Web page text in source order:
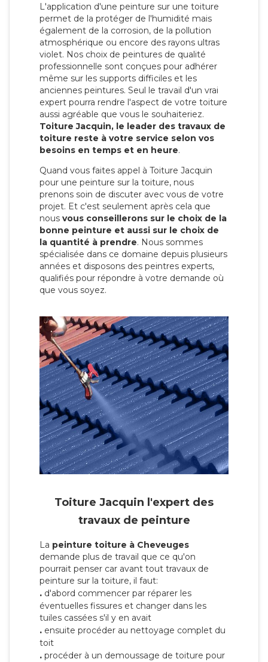
L'application d'une peinture sur une toiture
permet de la protéger de l'humidité mais
également de la corrosion, de la pollution
atmosphérique ou encore des rayons ultras
violet. Nos choix de peintures de qualité
professionnelle sont conçues pour adhérer
même sur les supports difficiles et les
anciennes peintures. Seul le travail d'un vrai
expert pourra rendre l'aspect de votre toiture
aussi agréable que vous le souhaiteriez.
Toiture Jacquin, le leader des travaux de
toiture reste à votre service selon vos
besoins en temps et en heure.
Quand vous faites appel à Toiture Jacquin
pour une peinture sur la toiture, nous
prenons soin de discuter avec vous de votre
projet. Et c'est seulement après cela que
nous vous conseillerons sur le choix de la
bonne peinture et aussi sur le choix de
la quantité à prendre. Nous sommes
spécialisée dans ce domaine depuis plusieurs
années et disposons des peintres experts,
qualifiés pour répondre à votre demande où
que vous soyez.
Toiture Jacquin l'expert des
travaux de peinture
La peinture toiture à Cheveuges
demande plus de travail que ce qu'on
pourrait penser car avant tout travaux de
peinture sur la toiture, il faut:
. d'abord commencer par réparer les
éventuelles fissures et changer dans les
tuiles cassées s'il y en avait
. ensuite procéder au nettoyage complet du
toit
. procéder à un demoussage de toiture pour